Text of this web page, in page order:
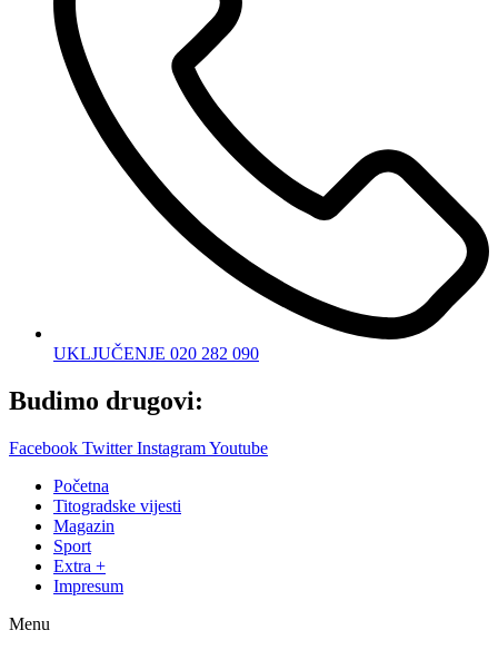
UKLJUČENJE 020 282 090
Budimo drugovi:
Facebook Twitter InstagramYoutube
Početna
Titogradske vijesti
Magazin
Sport
Extra +
Impresum
Menu